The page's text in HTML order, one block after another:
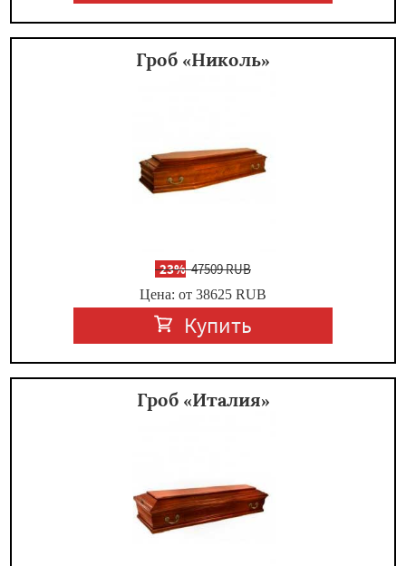
Гроб «Николь»
-23%47509 RUB
Цена: от 38625 RUB
Купить
Гроб «Италия»